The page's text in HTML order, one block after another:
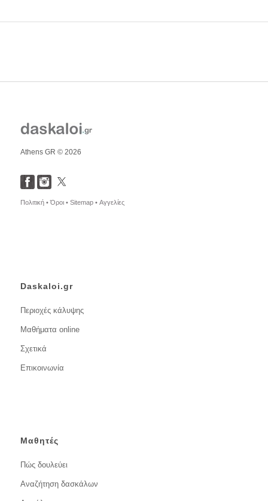
Athens GR © 2026
Πολιτική •Όροι • Sitemap • Αγγελίες
Daskaloi.gr
Περιοχές κάλυψης
Μαθήματα online
Σχετικά
Επικοινωνία
Μαθητές
Πώς δουλεύει
Αναζήτηση δασκάλων